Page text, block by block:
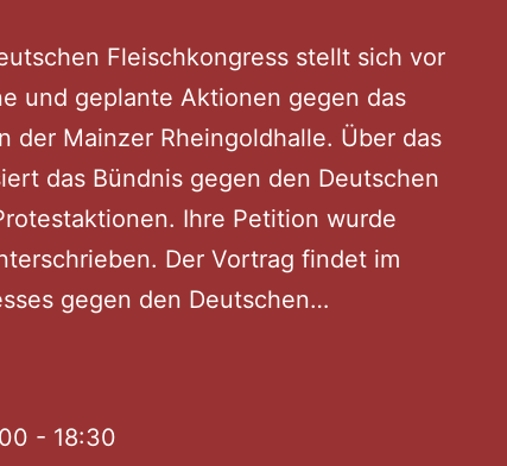
Fleischkongress stellt sich vor
und geplante Aktionen gegen das
der Mainzer Rheingoldhalle. Über das
das Bündnis gegen den Deutschen
Ihre Petition wurde
Der Vortrag findet im
gegen den Deutschen…
- 18:30